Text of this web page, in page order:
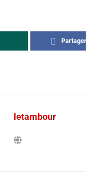
Partager
letambour